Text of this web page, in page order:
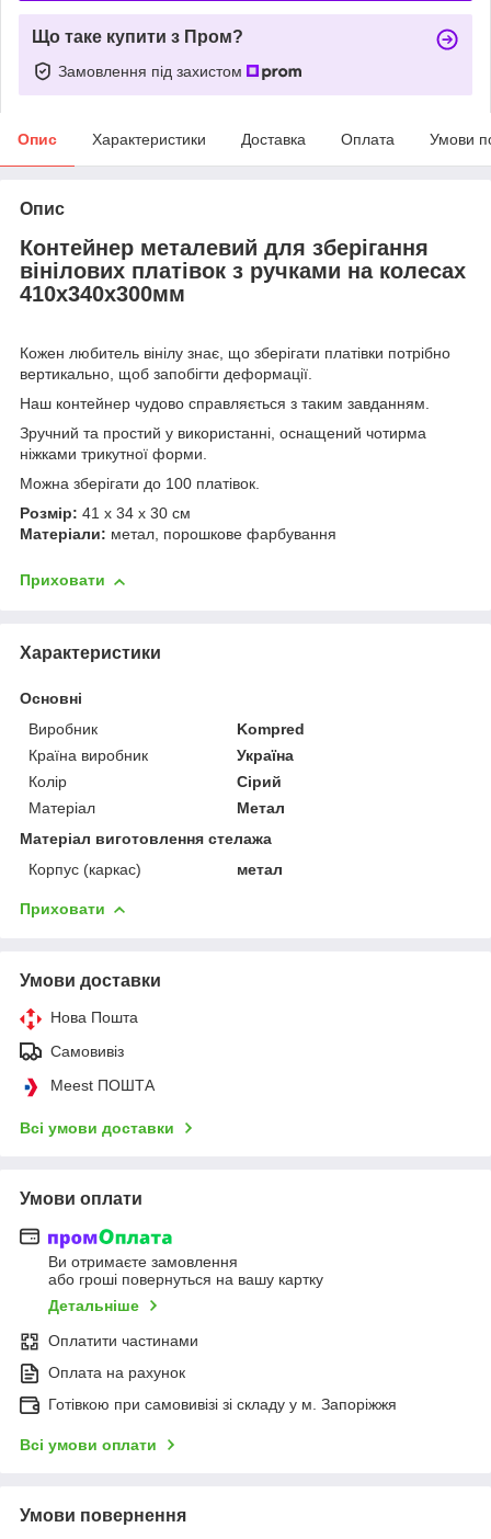
Що таке купити з Пром?
Замовлення під захистом
Опис Характеристики Доставка Оплата Умови
Опис
Контейнер металевий для зберігання
вінілових платівок з ручками на колесах
410х340х300мм
Кожен любитель вінілу знає, що зберігати платівки потрібно
вертикально, щоб запобігти деформації.
Наш контейнер чудово справляється з таким завданням.
Зручний та простий у використанні, оснащений чотирма
ніжками трикутної форми.
Можна зберігати до 100 платівок.
Розмір: 41 х 34 х 30 см
Матеріали: метал, порошкове фарбування
Приховати
Характеристики
Основні
Виробник
Kompred
Країна виробник
Україна
Колір
Сірий
Матеріал
Метал
Матеріал виготовлення стелажа
Корпус (каркас)
метал
Приховати
Умови доставки
Нова Пошта
Самовивіз
Meest ПОШТА
Всі умови доставки
Умови оплати
Ви отримаєте замовлення
або гроші повернуться на вашу картку
Детальніше
Оплатити частинами
Оплата на рахунок
Готівкою при самовивізі зі складу у м. Запоріжжя
Всі умови оплати
Умови повернення